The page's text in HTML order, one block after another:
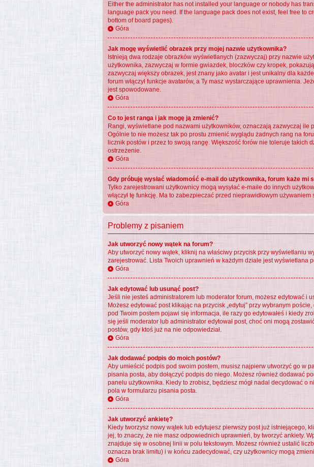
Either the administrator has not installed your language or nobody has
language pack you need. If the language pack does not exist, feel free to
bottom of board pages).
Góra
Jak mogę wyświetlić obrazek przy mojej nazwie użytkownika?
Istnieją dwa rodzaje obrazków wyświetlanych (zazwyczaj) przy nazwie
użytkownika, zazwyczaj w formie gwiazdek, bloczków czy kropek,
zazwyczaj większy obrazek, jest znany jako avatar i jest unikalny dla
forum włączył funkcje avatarów, a Ty masz wystarczające uprawnienia.
jest spowodowane.
Góra
Co to jest ranga i jak mogę ją zmienić?
Rangi, wyświetlane pod nazwami użytkowników, oznaczają zazwyczaj ile
Ogólnie to nie możesz tak po prostu zmienić wyglądu żadnych rang na
licznik postów i przez to swoją rangę. Większość forów nie toleruje takich
ostrzeżenie.
Góra
Gdy próbuję wysłać wiadomość e-mail do użytkownika, forum każe mi
Tylko zarejestrowani użytkownicy mogą wysyłać e-maile do innych
włączył tę funkcję. Ma to zabezpieczać przed nieprawidłowym
Góra
Problemy z pisaniem
Jak utworzyć nowy wątek na forum?
Aby utworzyć nowy wątek, kliknij na właściwy przycisk przy wyświetlaniu
zarejestrować. Lista Twoich uprawnień w każdym dziale jest wyświetlana
Góra
Jak edytować lub usunąć post?
Jeśli nie jesteś administratorem lub moderator forum, możesz edytować i
Możesz edytować post klikając na przycisk „edytuj” przy wybranym
pod Twoim postem pojawi się informacja, ile razy go edytowałeś i kiedy
się jeśli moderator lub administrator edytował post, choć oni mogą
postów, gdy ktoś już na nie odpowiedział.
Góra
Jak dodawać podpis do moich postów?
Aby umieścić podpis pod swoim postem, musisz najpierw utworzyć go w
pisania posta, aby dołączyć podpis do niego. Możesz również dodawać
panelu użytkownika. Kiedy to zrobisz, będziesz mógł nadal decydować
pola w formularzu pisania posta.
Góra
Jak utworzyć ankietę?
Kiedy tworzysz nowy wątek lub edytujesz pierwszy post już istniejącego,
jej, to znaczy, że nie masz odpowiednich uprawnień, by tworzyć ankiety.
znajduje się w osobnej linii w polu tekstowym. Możesz również ustalić
oznacza brak limitu) i w końcu zadecydować, czy użytkownicy mogą
Góra